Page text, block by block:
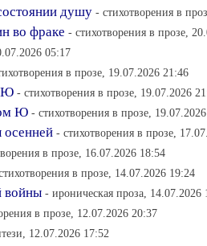
душу - стихотворения в
во фраке - стихотворения в прозе,
05:17
в прозе, 19.07.2026 21:46
Ю - стихотворения в прозе, 19.07.2026
Ю - стихотворения в прозе,
- стихотворения в прозе,
в прозе, 16.07.2026 18:54
в прозе, 14.07.2026 19:24
войны - ироническая проза, 14.07.2026
в прозе, 12.07.2026 20:37
12.07.2026 17:52